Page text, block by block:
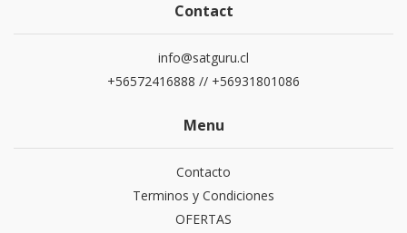
Contact
info@satguru.cl
+56572416888 // +56931801086
Menu
Contacto
Terminos y Condiciones
OFERTAS